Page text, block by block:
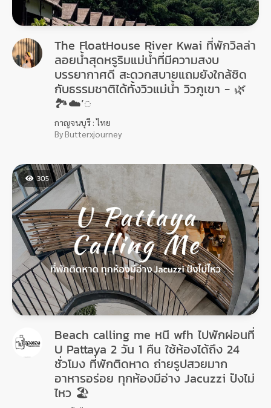
The FloatHouse River Kwai ที่พักวิลล่า
ลอยน้ำสุดหรูริมแม่น้ำที่มีความสงบ
บรรยากาศดี สะดวกสบายแถมยังใกล้ชิด
กับธรรมชาติได้ทั้งวิวแม่น้ำ วิวภูเขา - 🌿
🏞☁️’◌
กาญจนบุรี : ไทย
By Butterxjourney
305
Beach calling me หนี wfh ไปพักผ่อนที่
U Pattaya 2 วัน 1 คืน ใช้ห้องได้ถึง 24
ชั่วโมง ที่พักติดหาด ถ่ายรูปสวยมาก
อาหารอร่อย ทุกห้องมีอ่าง Jacuzzi ปังไม่
ไหว 🏖